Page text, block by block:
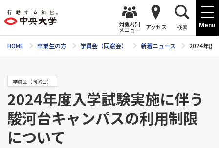
Menu
対象者別
メニュー アクセス 検索
HOME 卒業生の方 学員会（同窓会） 新着ニュース 2024年度
学員会（同窓会）
2024年度入学試験実施に伴う
駿河台キャンパスの利用制限
について